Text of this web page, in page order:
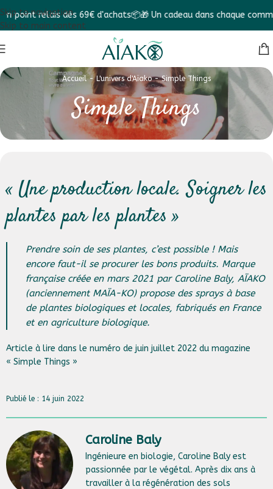
Skip to navigation
Skip to main content
relais dès 69€ d'achats📦🎁 Un cadeau dans chaque
Accueil-L'univers d'Aïako-Simple Things
Simple Things
« Une production locale. Soigner les
plantes par les plantes »
Prendre soin de ses plantes, c’est possible ! Mais
encore faut-il se procurer les bons produits. Marque
française créée en mars 2021 par Caroline Baly, AÏAKO
(anciennement MAÏA-KO) propose des sprays à base
de plantes biologiques et locales, fabriqués en France
et en agriculture biologique.
Article à lire dans le numéro de juin juillet 2022 du magazine
« Simple Things »
Publié le : 14 juin 2022
Caroline Baly
Ingénieure en biologie, Caroline Baly est
passionnée par le végétal. Après dix ans à
travailler à la régénération des sols